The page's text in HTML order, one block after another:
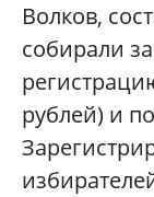
Волков,
собирали
рублей) и